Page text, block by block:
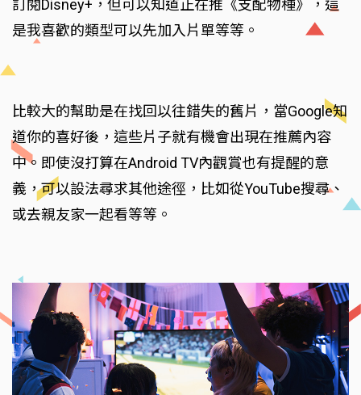
訂閱Disney+，但可以知道正在推《支配物種》，這
是我喜歡的類型可以先加入片單等等。
比較大的幫助是在找回以往錯失的舊片，當Google知
道你的喜好後，這些片子就有機會出現在推薦內容
中。即使沒打算在Android TV內觀賞也有提醒的意
義，可以設法尋求其他途徑，比如從YouTube搜尋、
或去親友家一起看等等。